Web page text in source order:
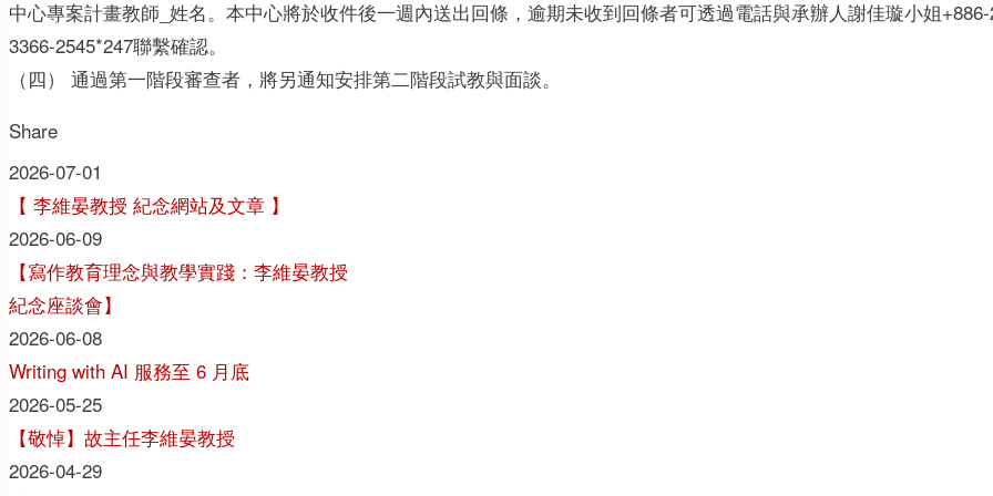
中心專案計畫教師_姓名。本中心將於收件後一週內送出回條，逾期未收到回條者可透過電話與承辦人謝佳璇小姐
3366-2545*247聯繫確認。
（四） 通過第一階段審查者，將另通知安排第二階段試教與面談。
Share
2026-07-01
【 李維晏教授 紀念網站及文章 】
2026-06-09
【寫作教育理念與教學實踐：李維晏教授
紀念座談會】
2026-06-08
Writing with AI 服務至 6 月底
2026-05-25
【敬悼】故主任李維晏教授
2026-04-29